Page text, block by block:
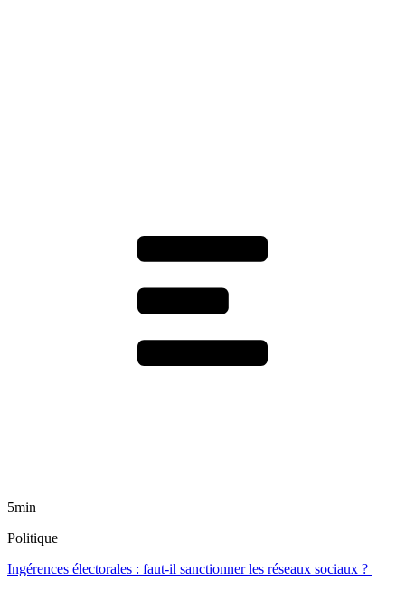
5min
Politique
Ingérences électorales : faut-il sanctionner les réseaux sociaux ?